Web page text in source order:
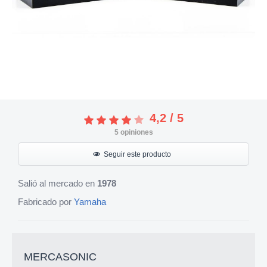
4,2/ 5
5opiniones
Seguir este producto
Salió al mercado en 1978
Fabricado por Yamaha
MERCASONIC